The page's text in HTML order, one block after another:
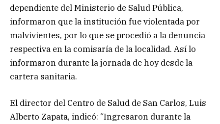
dependiente del Ministerio de Salud Pública,
informaron que la institución fue violentada por
malvivientes, por lo que se procedió a la denuncia
respectiva en la comisaría de la localidad. Así lo
informaron durante la jornada de hoy desde la
cartera sanitaria.
El director del Centro de Salud de San Carlos, Luis
Alberto Zapata, indicó: “Ingresaron durante la